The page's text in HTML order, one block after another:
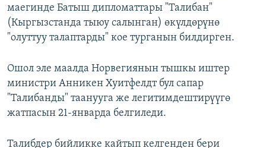
маегинде Батыш дипломаттары "Талибан"
(Кыргызстанда тыюу салынган) өкүлдөрүнө
"олуттуу талаптарды" кое турганын билдирген.
Ошол эле маалда Норвегиянын тышкы иштер
министри Анникен Хуитфелдт бул сапар
"Талибанды" таанууга же легитимдештирүүгө
жатпасын 21-январда белгиледи.
Талибдер бийликке кайтып келгенден бери